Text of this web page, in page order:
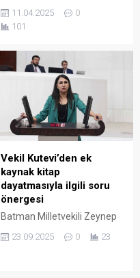
atıklarının temizliğine iki
günden bu yana devam
ediyor.
11.04.2025
0
101
Vekil Kutevi’den ek
kaynak kitap
dayatmasıyla ilgili soru
önergesi
Batman Milletvekili Zeynep
Bakanı Yusuf Tekin’in
23.09.2025 0 23